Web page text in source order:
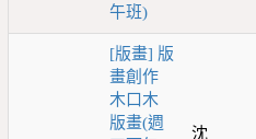
午班)
[版畫] 版
畫創作
木口木
版畫(週
沈